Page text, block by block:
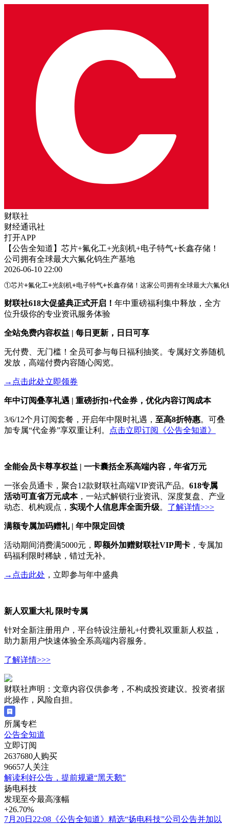
财联社
财经通讯社
打开APP
【公告全知道】芯片+氟化工+光刻机+电子特气+长鑫存储！
公司拥有全球最大六氟化钨生产基地
2026-06-10 22:00
①芯片+氟化工+光刻机+电子特气+长鑫存储！这家公司拥有全球最大六氟
财联社618大促盛典正式开启！ 年中重磅福利集中释放，全方
位升级你的专业资讯服务体验
全站免费内容权益 | 每日更新，日日可享
无付费、无门槛！全员可参与每日福利抽奖。专属好文券随机
发放，高端付费内容随心阅览。
→点击此处立即领券
年中订阅叠享礼遇 | 重磅折扣+代金券，优化内容订阅成本
3/6/12个月订阅套餐，开启年中限时礼遇， 至高8折特惠。可叠
加专属“代金券”享双重让利。
点击立即订阅《公告全知道》
全能会员卡尊享权益 | 一卡囊括全系高端内容，年省万元
一张会员通卡，聚合12款财联社高端VIP资讯产品。 618专属
活动可直省万元成本，一站式解锁行业资讯、深度复盘、产业
动态、机构观点， 实现个人信息库全面升级。 了解详情>>>
满额专属加码赠礼 | 年中限定回馈
活动期间消费满5000元， 即额外加赠财联社VIP周卡 ，专属加
码福利限时稀缺，错过无补。
→点击此处 ，立即参与年中盛典
新人双重大礼 限时专属
针对全新注册用户，平台特设注册礼+付费礼双重新人权益，
助力新用户快速体验全系高端内容服务。
了解详情>>>
财联社声明：文章内容仅供参考，不构成投资建议。投资者据
此操作，风险自担。
所属专栏
公告全知道
立即订阅
2637680人购买
96657人关注
解读利好公告，提前规避“黑天鹅”
扬电科技
发现至今最高涨幅
+26.70%
7月20日22:08《公告全知道》精选“扬电科技”公司公告并加以